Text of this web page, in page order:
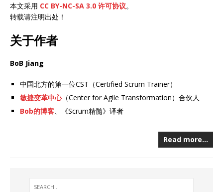
本文采用 CC BY-NC-SA 3.0 许可协议。
转载请注明出处！
关于作者
BoB Jiang
中国北方的第一位CST（Certified Scrum Trainer）
敏捷变革中心（Center for Agile Transformation）合伙人
Bob的博客 、《Scrum精髓》译者
Read more…